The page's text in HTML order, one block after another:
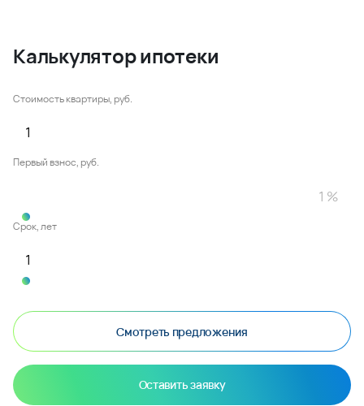
Калькулятор ипотеки
Стоимость квартиры, руб.
Первый взнос, руб.
Срок, лет
Смотреть предложения
Оставить заявку